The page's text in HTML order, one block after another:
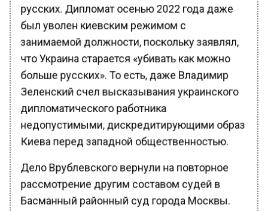
русских. Дипломат осенью 2022 года даже
был уволен киевским режимом с
занимаемой должности, поскольку заявлял,
что Украина старается «убивать как можно
больше русских». То есть, даже Владимир
Зеленский счел высказывания украинского
дипломатического работника
недопустимыми, дискредитирующими образ
Киева перед западной общественностью.
Дело Врублевского вернули на повторное
рассмотрение другим составом судей в
Басманный районный суд города Москвы.